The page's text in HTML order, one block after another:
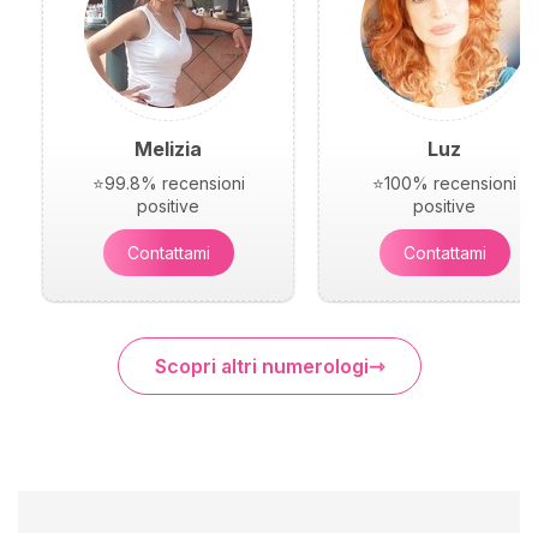
Melizia
⭐99.8% recensioni
positive
Contattami
Luz
⭐100% recensioni
positive
Contattami
Scopri altri numerologi